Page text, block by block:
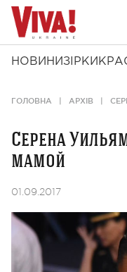
НОВИНИ ЗІРКИ
ГОЛОВНА АРХІВ
Серена
мамой
01.09.2017